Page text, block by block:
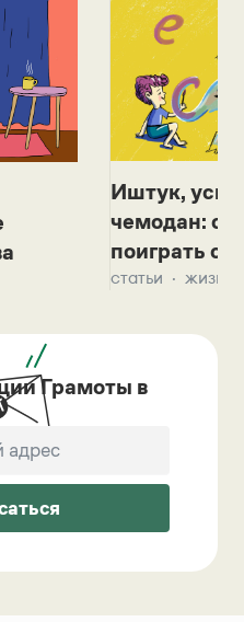
Иштук,
чемодан:
поиграть с
статьи жизнь
Грамоты в